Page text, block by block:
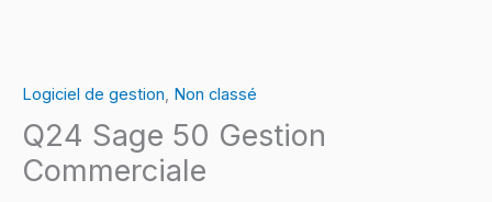
Logiciel de gestion, Non classé
Q24 Sage 50 Gestion
Commerciale
Q24
Sage
50
Gestion